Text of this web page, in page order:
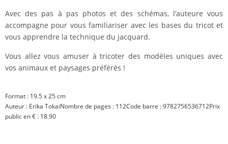
Avec des pas à pas photos et des schémas, l’auteure vous
accompagne pour vous familiariser avec les bases du tricot et
vous apprendre la technique du jacquard.
Vous allez vous amuser à tricoter des modèles uniques avec
vos animaux et paysages préférés !
Format : 19.5 x 25 cm
Auteur : Erika TokaiNombre de pages : 112Code barre :9782756536712Prix
public en € : 18.90